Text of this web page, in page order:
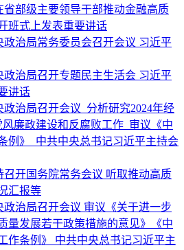
省部级主要领导干部推动金融高质
班式上发表重要讲话
政治局常务委员会召开会议 习近平
政治局召开专题民主生活会 习近平
讲话
政治局召开会议 分析研究2024年经
廉政建设和反腐败工作 审议《中
例》 中共中央总书记习近平主持会
召开国务院常务会议 听取推动高质
汇报等
政治局召开会议 审议《关于进一步
量发展若干政策措施的意见》《中
作条例》 中共中央总书记习近平主